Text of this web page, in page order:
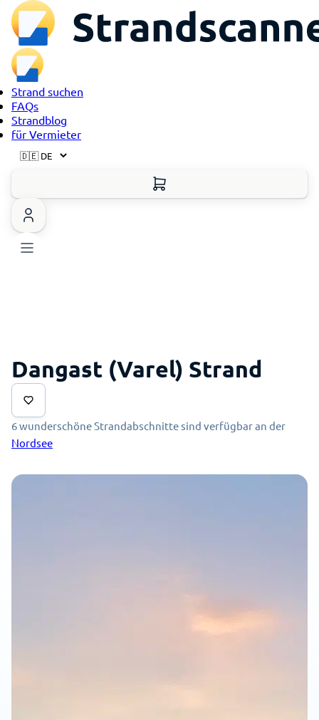
Strand suchen
FAQs
Strandblog
für Vermieter
Dangast (Varel) Strand
6 wunderschöne Strandabschnitte sind verfügbar an der
Nordsee